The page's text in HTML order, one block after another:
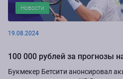
Новости
19.08.2024
100 000 рублей за прогнозы
Букмекер Бетсити анонсировал